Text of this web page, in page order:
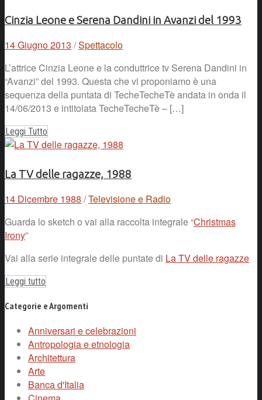
Cinzia Leone e Serena Dandini in Avanzi del 1993
14 Giugno 2013 /Spettacolo
L’attrice Cinzia Leone e la conduttrice tv Serena Dandini in
“Avanzi” del 1993. Questa che vi proponiamo è una
sequenza della puntata di TecheTecheTè andata in onda il
14/06/2013 e intitolata TecheTecheTè – […]
Leggi Tutto
La TV delle ragazze, 1988
14 Dicembre 1988 /Televisione e Radio
Guarda lo sketch o vai alla raccolta integrale “Christmas
Irony”
Vai alla serie integrale delle puntate di La TV delle ragazze
Leggi tutto
Categorie e Argomenti
Anniversari e celebrazioni
Antropologia e etnologia
Architettura
Arte
Banca d'Italia